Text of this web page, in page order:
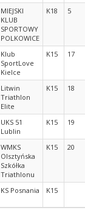
MIEJSKI
KLUB
SPORTOWY
POLKOWICE
K18 5
Klub
SportLove
Kielce
K15 17
Litwin
Triathlon
Elite
K15 18
UKS 51
Lublin
K15 19
WMKS
Olsztyńska
Szkółka
Triathlonu
K15 20
KS Posnania K15